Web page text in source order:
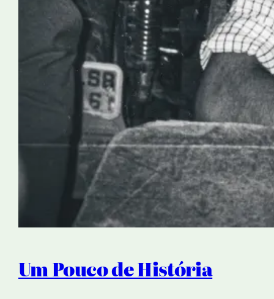
Um Pouco de História